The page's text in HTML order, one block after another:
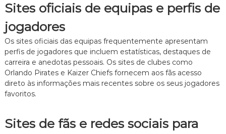
Sites oficiais de equipas e perfis de
jogadores
Os sites oficiais das equipas frequentemente apresentam
perfis de jogadores que incluem estatísticas, destaques de
carreira e anedotas pessoais. Os sites de clubes como
Orlando Pirates e Kaizer Chiefs fornecem aos fãs acesso
direto às informações mais recentes sobre os seus jogadores
favoritos.
Sites de fãs e redes sociais para